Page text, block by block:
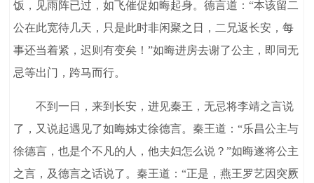
饭，见雨阵已过，如飞催促如晦起身。德言道：“本该留二
公在此宽待几天，只是此时非闲聚之日，二兄返长安，每
事还当着紧，迟则有变矣！”如晦进房去谢了公主，即同无
忌等出门，跨马而行。
不到一日，来到长安，进见秦王，无忌将李靖之言说
了，又说起遇见了如晦姊丈徐德言。秦王道：“乐昌公主与
徐德言，也是个不凡的人，他夫妇怎么说？”如晦遂将公主
之言，及德言之话说了。秦王道：“正是，燕王罗艺因突厥